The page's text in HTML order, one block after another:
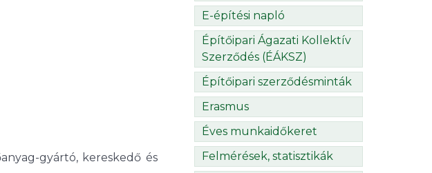
gyártó, kereskedő és
E-építési napló
Építőipari Ágazati Kollektív
Szerződés (ÉÁKSZ)
Építőipari szerződésminták
Erasmus
Éves munkaidőkeret
Felmérések, statisztikák